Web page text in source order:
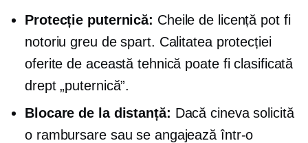
Protecție puternică: Cheile de licență pot fi
notoriu greu de spart. Calitatea protecției
oferite de această tehnică poate fi clasificată
drept „puternică”.
Blocare de la distanță: Dacă cineva solicită
o rambursare sau se angajează într-o